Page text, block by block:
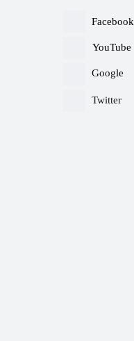
Facebook
YouTube
Google
Twitter